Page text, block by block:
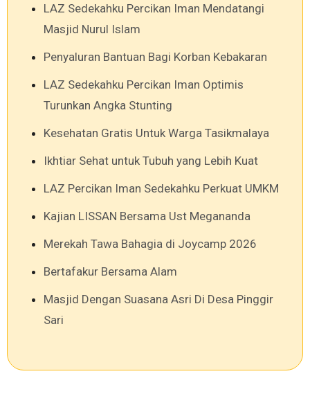
LAZ Sedekahku Percikan Iman Mendatangi
Masjid Nurul Islam
Penyaluran Bantuan Bagi Korban Kebakaran
LAZ Sedekahku Percikan Iman Optimis
Turunkan Angka Stunting
Kesehatan Gratis Untuk Warga Tasikmalaya
Ikhtiar Sehat untuk Tubuh yang Lebih Kuat
LAZ Percikan Iman Sedekahku Perkuat UMKM
Kajian LISSAN Bersama Ust Megananda
Merekah Tawa Bahagia di Joycamp 2026
Bertafakur Bersama Alam
Masjid Dengan Suasana Asri Di Desa Pinggir
Sari